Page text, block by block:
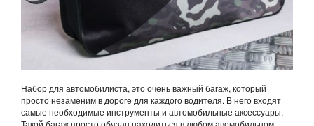
Набор для автомобилиста, это очень важный багаж, который
просто незаменим в дороге для каждого водителя. В него входят
самые необходимые инструменты и автомобильные аксессуары.
Такой багаж просто обязан находиться в любом авомобильном